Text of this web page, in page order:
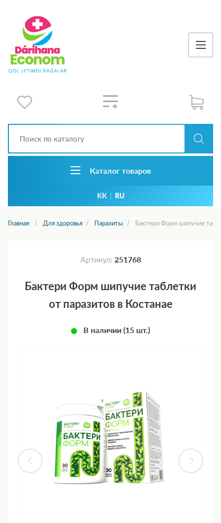
Каталог товаров
KK | RU
Главная Для здоровья Паразиты Бактери Форм шипучие
Артикул: 251768
В наличии (15 шт.)
Бактери Форм шипучие таблетки
от паразитов в Костанае